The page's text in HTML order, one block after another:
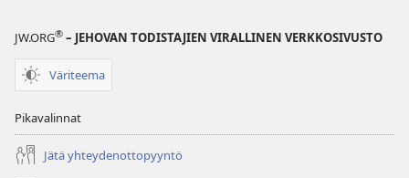
JW.ORG® – JEHOVAN TODISTAJIEN VIRALLINEN VERKKOSIVUSTO
Väriteema
Pikavalinnat
Jätä yhteydenottopyyntö